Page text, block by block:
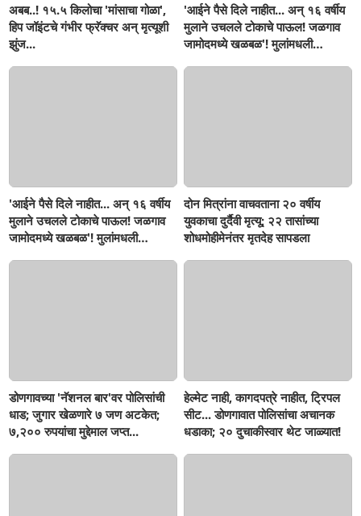
अबब..! १५.५ किलोचा 'मांसाचा गोळा',
हिप जॉइंटचे गंभीर फ्रॅक्चर अन् मृत्यूशी
झुंज...
'आईने पैसे दिले नाहीत... अन् १६ वर्षीय
मुलाने उचलले टोकाचे पाऊल! जळगाव
जामोदमध्ये खळबळ'! मुलांमधली
'आईने पैसे दिले नाहीत... अन् १६ वर्षीय
मुलाने उचलले टोकाचे पाऊल! जळगाव
जामोदमध्ये खळबळ'! मुलांमधली
दोन मित्रांना वाचवताना २० वर्षीय
युवकाचा दुर्दैवी मृत्यू; २२ तासांच्या
शोधमोहीमेनंतर मृतदेह सापडला
डोणगावच्या 'नॅशनल बार'वर पोलिसांची
धाड; जुगार खेळणारे ७ जण अटकेत;
७,२०० रुपयांचा मुद्देमाल जप्त...
हेल्मेट नाही, कागदपत्रे नाहीत, ट्रिपल
सीट... डोणगावात पोलिसांचा अचानक
धडाका; २० दुचाकीस्वार थेट जाळ्यात!